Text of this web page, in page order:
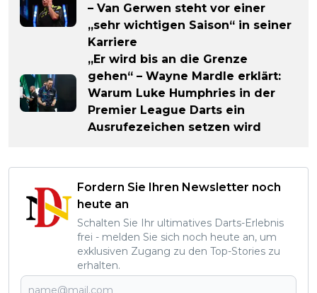
– Van Gerwen steht vor einer
„sehr wichtigen Saison“ in seiner
Karriere
„Er wird bis an die Grenze
gehen“ – Wayne Mardle erklärt:
Warum Luke Humphries in der
Premier League Darts ein
Ausrufezeichen setzen wird
Fordern Sie Ihren Newsletter noch
heute an
Schalten Sie Ihr ultimatives Darts-Erlebnis
frei - melden Sie sich noch heute an, um
exklusiven Zugang zu den Top-Stories zu
erhalten.